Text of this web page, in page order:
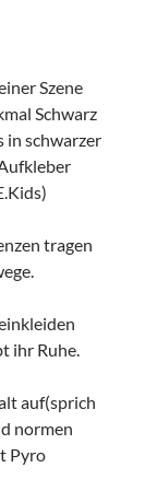
Szene
Schwarz
in schwarzer
tragen
ihr Ruhe.
auf(sprich
normen
Pyro